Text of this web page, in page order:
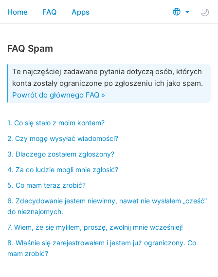
Home FAQ Apps
FAQ Spam
Te najczęściej zadawane pytania dotyczą osób, których
konta zostały ograniczone po zgłoszeniu ich jako spam.
Powrót do głównego FAQ »
1. Co się stało z moim kontem?
2. Czy mogę wysyłać wiadomości?
3. Dlaczego zostałem zgłoszony?
4. Za co ludzie mogli mnie zgłosić?
5. Co mam teraz zrobić?
6. Zdecydowanie jestem niewinny, nawet nie wysłałem „cześć”
do nieznajomych.
7. Wiem, że się myliłem, proszę, zwolnij mnie wcześniej!
8. Właśnie się zarejestrowałem i jestem już ograniczony. Co
mam zrobić?